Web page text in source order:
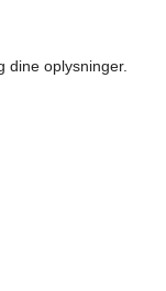
dine oplysninger.